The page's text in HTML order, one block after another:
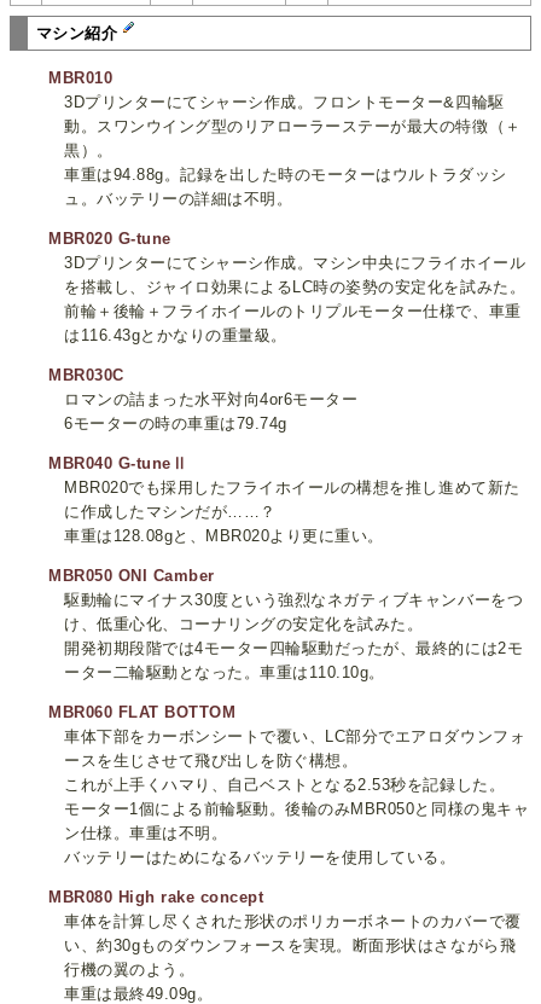
マシン紹介
MBR010
3Dプリンターにてシャーシ作成。フロントモーター&四輪駆
動。スワンウイング型のリアローラーステーが最大の特徴（＋
黒）。
車重は94.88g。記録を出した時のモーターはウルトラダッシ
ュ。バッテリーの詳細は不明。
MBR020 G-tune
3Dプリンターにてシャーシ作成。マシン中央にフライホイール
を搭載し、ジャイロ効果によるLC時の姿勢の安定化を試みた。
前輪＋後輪＋フライホイールのトリプルモーター仕様で、車重
は116.43gとかなりの重量級。
MBR030C
ロマンの詰まった水平対向4or6モーター
6モーターの時の車重は79.74g
MBR040 G-tuneⅡ
MBR020でも採用したフライホイールの構想を推し進めて新た
に作成したマシンだが……？
車重は128.08gと、MBR020より更に重い。
MBR050 ONI Camber
駆動輪にマイナス30度という強烈なネガティブキャンバーをつ
け、低重心化、コーナリングの安定化を試みた。
開発初期段階では4モーター四輪駆動だったが、最終的には2モ
ーター二輪駆動となった。車重は110.10g。
MBR060 FLAT BOTTOM
車体下部をカーボンシートで覆い、LC部分でエアロダウンフォ
ースを生じさせて飛び出しを防ぐ構想。
これが上手くハマり、自己ベストとなる2.53秒を記録した。
モーター1個による前輪駆動。後輪のみMBR050と同様の鬼キャ
ン仕様。車重は不明。
バッテリーはためになるバッテリーを使用している。
MBR080 High rake concept
車体を計算し尽くされた形状のポリカーボネートのカバーで覆
い、約30gものダウンフォースを実現。断面形状はさながら飛
行機の翼のよう。
車重は最終49.09g。